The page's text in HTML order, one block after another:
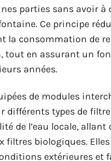
parties sans avoir à
Ce principe
la consommation de
tout en assurant un
années.
de modules
différents types de
de l’eau locale, allant
filtres biologiques. Elles
extérieures et